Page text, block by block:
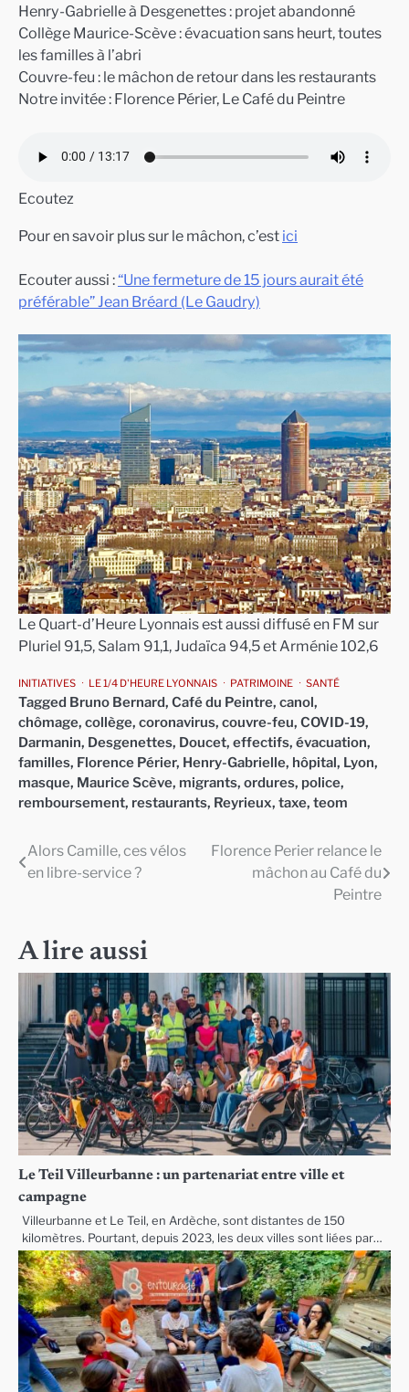
Henry-Gabrielle à Desgenettes : projet abandonné
Collège Maurice-Scève : évacuation sans heurt, toutes
les familles à l’abri
Couvre-feu : le mâchon de retour dans les restaurants
Notre invitée : Florence Périer, Le Café du Peintre
Ecoutez
Pour en savoir plus sur le mâchon, c’est ici
Ecouter aussi :“Une fermeture de 15 jours aurait été
préférable” Jean Bréard (Le Gaudry)
Le Quart-d’Heure Lyonnais est aussi diffusé en FM sur
Pluriel 91,5, Salam 91,1, Judaïca 94,5 et Arménie 102,6
INITIATIVES LE 1/4 D'HEURE LYONNAIS PATRIMOINE SANTÉ
Tagged Bruno Bernard, Café du Peintre, canol,
chômage, collège, coronavirus, couvre-feu, COVID-19,
Darmanin, Desgenettes, Doucet, effectifs, évacuation,
familles, Florence Périer, Henry-Gabrielle, hôpital, Lyon,
masque, Maurice Scève, migrants, ordures, police,
remboursement, restaurants, Reyrieux, taxe, teom
Navigation
Alors Camille, ces vélos
en libre-service ?
Florence Perier relance le
mâchon au Café du
Peintre
A lire aussi
Le Teil Villeurbanne : un partenariat entre ville et
campagne
Villeurbanne et Le Teil, en Ardèche, sont distantes de 150
kilomètres. Pourtant, depuis 2023, les deux villes sont liées par…